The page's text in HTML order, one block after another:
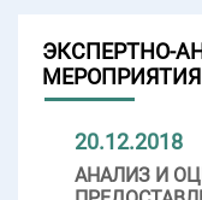
ЭКСПЕРТНО-
МЕРОПРИЯТИЯ
20.12.2018
АНАЛИЗ И